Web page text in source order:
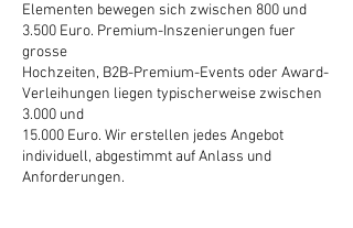
Elementen bewegen sich zwischen 800 und
3.500 Euro. Premium-Inszenierungen fuer
grosse
Hochzeiten, B2B-Premium-Events oder Award-
Verleihungen liegen typischerweise zwischen
3.000 und
15.000 Euro. Wir erstellen jedes Angebot
individuell, abgestimmt auf Anlass und
Anforderungen.